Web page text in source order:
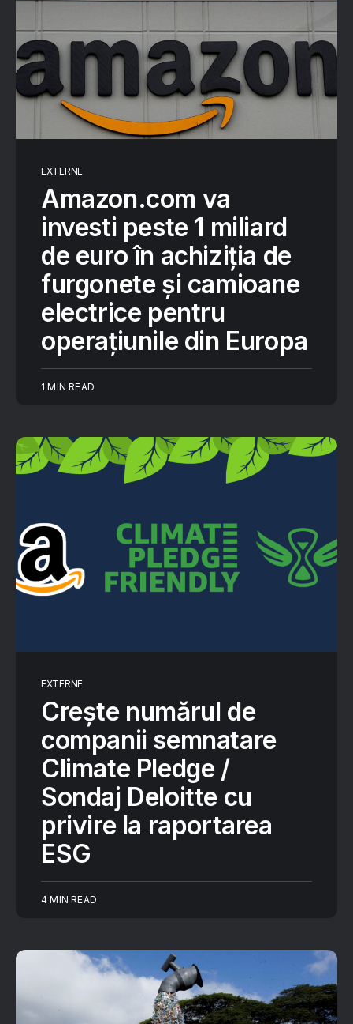
EXTERNE
Amazon.com va
investi peste 1 miliard
de euro în achiziția de
furgonete și camioane
electrice pentru
operațiunile din Europa
1 MIN READ
EXTERNE
Crește numărul de
companii semnatare
Climate Pledge /
Sondaj Deloitte cu
privire la raportarea
ESG
4 MIN READ